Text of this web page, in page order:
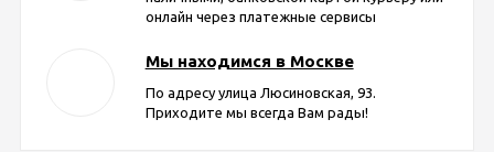
онлайн через платежные сервисы
Мы находимся в Москве
По адресу улица Люсиновская, 93.
Приходите мы всегда Вам рады!